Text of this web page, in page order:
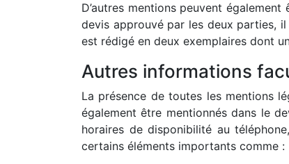
D’autres mentions peuvent
devis approuvé par les deux parties,
est rédigé en deux exemplaires dont
Autres informations
La présence de toutes les mentions
également être mentionnés dans le
horaires de disponibilité au
certains éléments importants comme :